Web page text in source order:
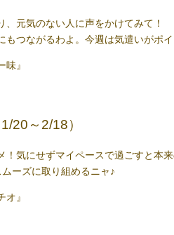
元気のない人に声をかけてみて！
もつながるわよ。今週は気遣いがポ
味』
20～2/18）
！気にせずマイペースで過ごすと本
ーズに取り組めるニャ♪
オ』